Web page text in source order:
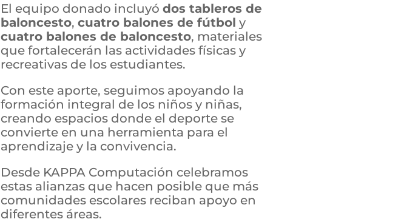
El equipo donado incluyó dos tableros de
baloncesto, cuatro balones de fútbol y
cuatro balones de baloncesto, materiales
que fortalecerán las actividades físicas y
recreativas de los estudiantes.
Con este aporte, seguimos apoyando la
formación integral de los niños y niñas,
creando espacios donde el deporte se
convierte en una herramienta para el
aprendizaje y la convivencia.
Desde KAPPA Computación celebramos
estas alianzas que hacen posible que más
comunidades escolares reciban apoyo en
diferentes áreas.